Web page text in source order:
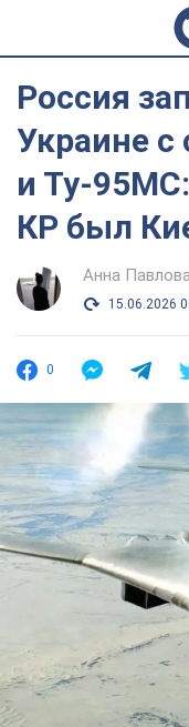
Россия
Украине с
и Ту-
КР был
Анна Павлова
15.06.2026
0